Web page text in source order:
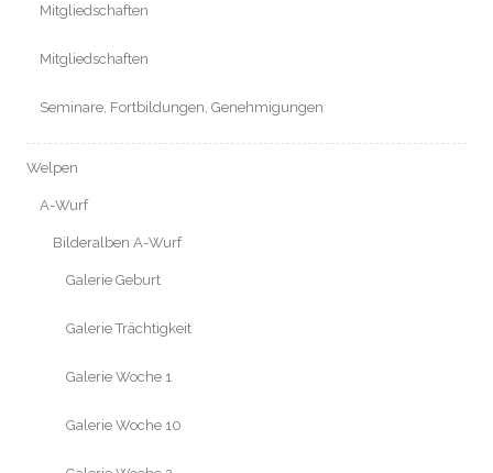
Mitgliedschaften
Mitgliedschaften
Seminare, Fortbildungen, Genehmigungen
Welpen
A-Wurf
Bilderalben A-Wurf
Galerie Geburt
Galerie Trächtigkeit
Galerie Woche 1
Galerie Woche 10